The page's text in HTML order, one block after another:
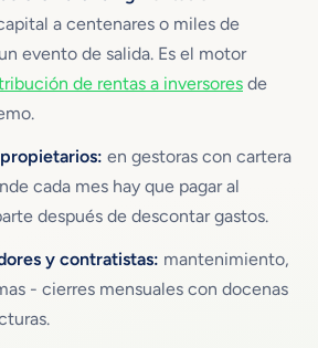
a centenares o miles de
evento de salida. Es el motor
de rentas a inversores de
en gestoras con cartera
cada mes hay que pagar al
después de descontar gastos.
y contratistas: mantenimiento,
- cierres mensuales con docenas